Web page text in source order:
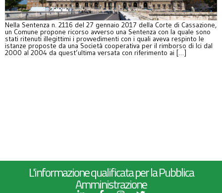
Nella Sentenza n. 2116 del 27 gennaio 2017 della Corte di Cassazione,
un Comune propone ricorso avverso una Sentenza con la quale sono
stati ritenuti illegittimi i provvedimenti con i quali aveva respinto le
istanze proposte da una Società cooperativa per il rimborso di Ici dal
2000 al 2004 da quest’ultima versata con riferimento ai […]
L'informazione qualificata per la Pubblica
Amministrazione